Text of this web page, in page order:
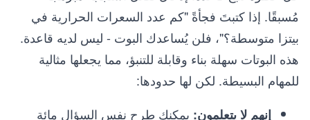
مُسبقًا. إذا كتبتَ فجأةً "كم عدد السعرات الحرارية في
بيتزا متوسطة؟"، فلن يُساعدك البوت - ليس لديه قاعدة.
هذه البوتات سهلة بناء وقابلة للتنبؤ، مما يجعلها مثالية
للمهام البسيطة. لكن لها حدودها:
إنهم لا يتعلمون: يمكنك طرح نفس السؤال مائة